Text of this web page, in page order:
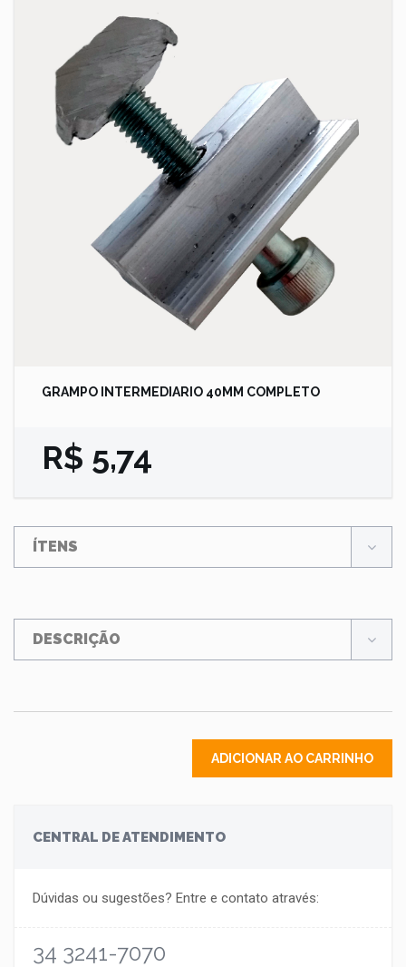
GRAMPO INTERMEDIARIO 40MM COMPLETO
R$ 5,74
ÍTENS
DESCRIÇÃO
ADICIONAR AO CARRINHO
CENTRAL DE ATENDIMENTO
Dúvidas ou sugestões? Entre e contato através:
34 3241-7070